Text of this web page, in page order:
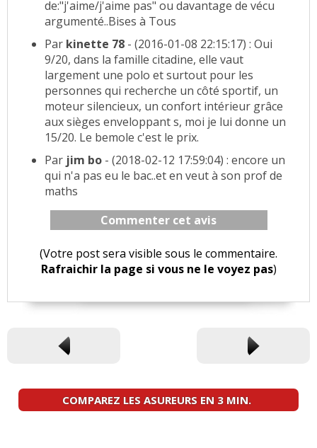
de:"j'aime/j'aime pas" ou davantage de vécu
argumenté..Bises à Tous
Par kinette 78 - (2016-01-08 22:15:17) : Oui
9/20, dans la famille citadine, elle vaut
largement une polo et surtout pour les
personnes qui recherche un côté sportif, un
moteur silencieux, un confort intérieur grâce
aux sièges enveloppant s, moi je lui donne un
15/20. Le bemole c'est le prix.
Par jim bo - (2018-02-12 17:59:04) : encore un
qui n'a pas eu le bac..et en veut à son prof de
maths
Commenter cet avis
(Votre post sera visible sous le commentaire.
Rafraichir la page si vous ne le voyez pas)
COMPAREZ LES ASUREURS EN 3 MIN.